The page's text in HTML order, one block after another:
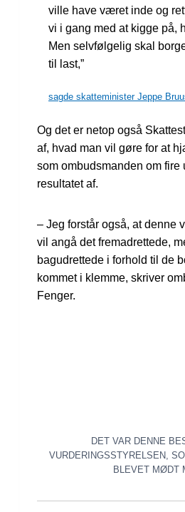
ville have været inde og
vi i gang med at kigge på,
Men selvfølgelig skal
til last,”
sagde skatteminister Jeppe
Og det er netop også
af, hvad man vil gøre for at
som ombudsmanden om fire
resultatet af.
– Jeg forstår også, at denne
vil angå det fremadrettede,
bagudrettede i forhold til de
kommet i klemme, skriver
Fenger.
DET VAR DENNE
VURDERINGSSTYRELSEN,
BLEVET MØDT